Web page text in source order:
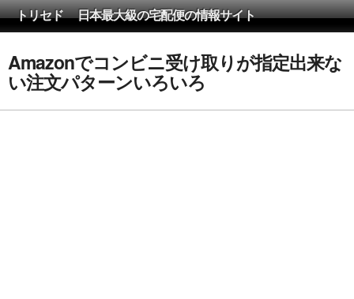
トリセド 日本最大級の宅配便の情報サイト
Amazonでコンビニ受け取りが指定出来な
い注文パターンいろいろ